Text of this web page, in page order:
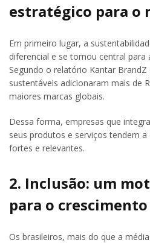
estratégico para o
Em primeiro lugar, a
diferencial e se tornou central para
Segundo o relatório Kantar BrandZ
sustentáveis adicionaram mais de
maiores marcas globais.
Dessa forma, empresas que
seus produtos e serviços tendem
fortes e relevantes.
2. Inclusão: um
para o crescimento
Os brasileiros, mais do que a